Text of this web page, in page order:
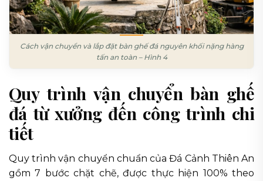
Cách vận chuyển và lắp đặt bàn ghế đá nguyên khối nặng hàng
tấn an toàn – Hình 4
Quy trình vận chuyển bàn ghế
đá từ xưởng đến công trình chi
tiết
Quy trình vận chuyển chuẩn của Đá Cảnh Thiên An
gồm 7 bước chặt chẽ, được thực hiện 100% theo